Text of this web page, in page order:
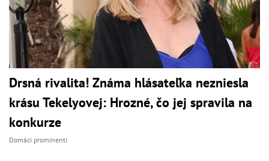
Drsná rivalita! Známa hlásateľka nezniesla
krásu Tekelyovej: Hrozné, čo jej spravila na
konkurze
Domáci prominenti